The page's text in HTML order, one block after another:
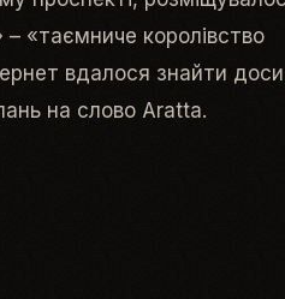
«таємниче королівство
вдалося знайти
на слово Aratta.